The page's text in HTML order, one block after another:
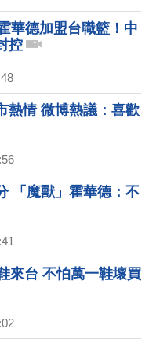
華德加盟台職籃！中
控
熱情 微博熱議：喜歡
「魔獸」霍華德：不
來台 不怕萬一鞋壞買